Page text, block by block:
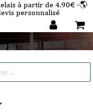
à partir de 4.90€ -🌎
personnalisé